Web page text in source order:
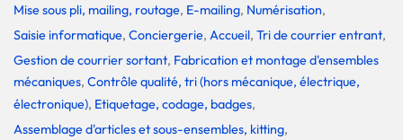
Mise sous pli, mailing, routage, E-mailing, Numérisation,
Saisie informatique, Conciergerie, Accueil, Tri de courrier entrant,
Gestion de courrier sortant, Fabrication et montage d'ensembles
mécaniques, Contrôle qualité, tri (hors mécanique, électrique,
électronique), Etiquetage, codage, badges,
Assemblage d'articles et sous-ensembles, kitting,